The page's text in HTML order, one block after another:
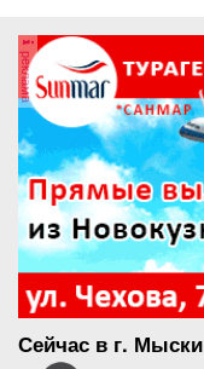
реклама
Сейчас в г. Мыски